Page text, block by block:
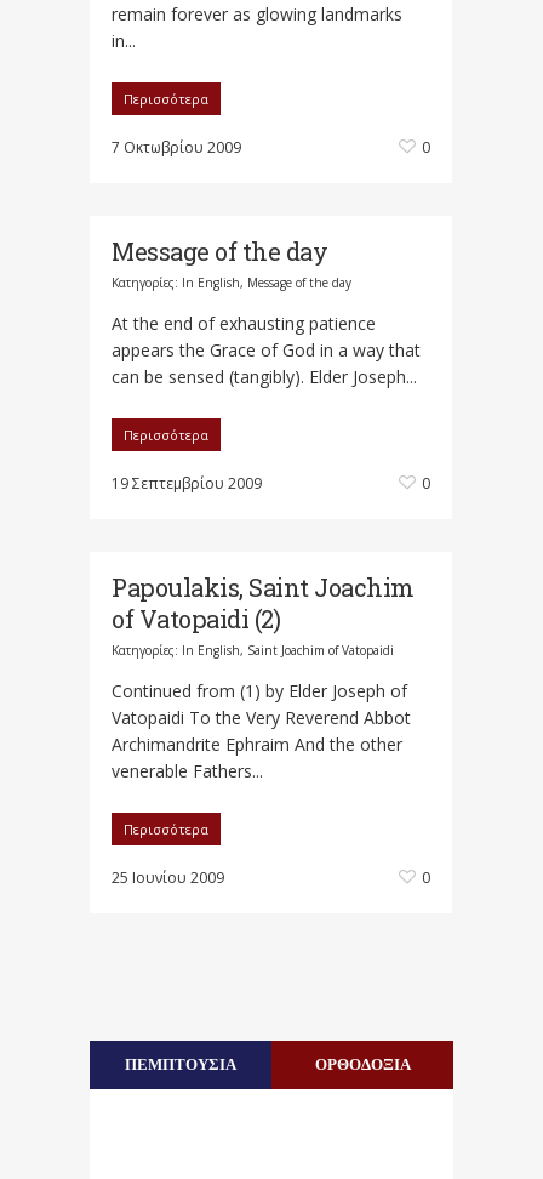
remain forever as glowing landmarks
in...
Περισσότερα
7 Οκτωβρίου 2009 0
Message of the day
Κατηγορίες: In English, Message of the day
At the end of exhausting patience
appears the Grace of God in a way that
can be sensed (tangibly). Elder Joseph...
Περισσότερα
19 Σεπτεμβρίου 2009 0
Papoulakis, Saint Joachim
of Vatopaidi (2)
Κατηγορίες: In English, Saint Joachim of Vatopaidi
Continued from (1) by Elder Joseph οf
Vatopaidi To the Very Reverend Abbot
Archimandrite Εphraim And the other
venerable Fathers...
Περισσότερα
25 Ιουνίου 2009 0
ΠΕΜΠΤΟΥΣΙΑ ΟΡΘΟΔΟΞΙΑ